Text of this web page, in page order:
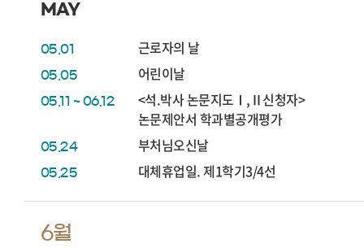
MAY
05.01 근로자의 날
05.05 어린이날
05.11 ~ 06.12
<석.박사 논문지도Ⅰ,Ⅱ신청자>
논문제안서 학과별공개평가
05.24 부처님오신날
05.25 대체휴업일. 제1학기3/4선
6월